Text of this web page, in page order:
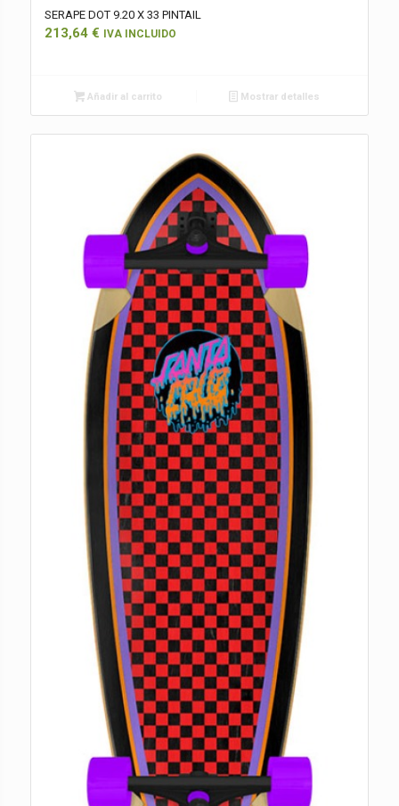
SERAPE DOT 9.20 X 33 PINTAIL
213,64 € IVA INCLUIDO
Añadir al carrito Mostrar detalles